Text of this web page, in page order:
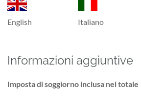
English Italiano
Informazioni aggiuntive
Imposta di soggiorno inclusa nel totale